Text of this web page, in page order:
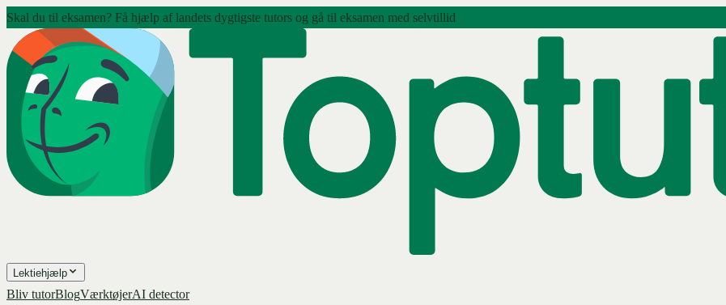
Skal du til eksamen? Få hjælp af landets dygtigste tutors og gå til eksamen med selvtillid
Lektiehjælp
Bliv tutorBlogVærktøjerAI detector